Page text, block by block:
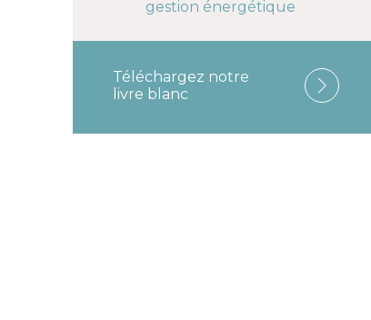
gestion énergétique
Téléchargez notre
livre blanc